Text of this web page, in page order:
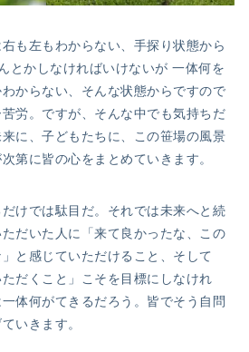
も左もわからない、手探り状態から
とかしなければいけないが 一体何を
からない、そんな状態からですので
労。ですが、そんな中でも気持ちだ
に、子どもたちに、この笹場の風景
第に皆の心をまとめていきます。
けでは駄目だ。それでは未来へと続
だいた人に「来て良かったな、この
と感じていただけること、そして
ただくこと」こそを目標にしなけれ
体何がてきるだろう。皆でそう自問
いきます。